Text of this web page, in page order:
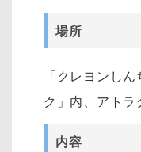
場所
「クレヨンし
ク」内、アトラ
内容